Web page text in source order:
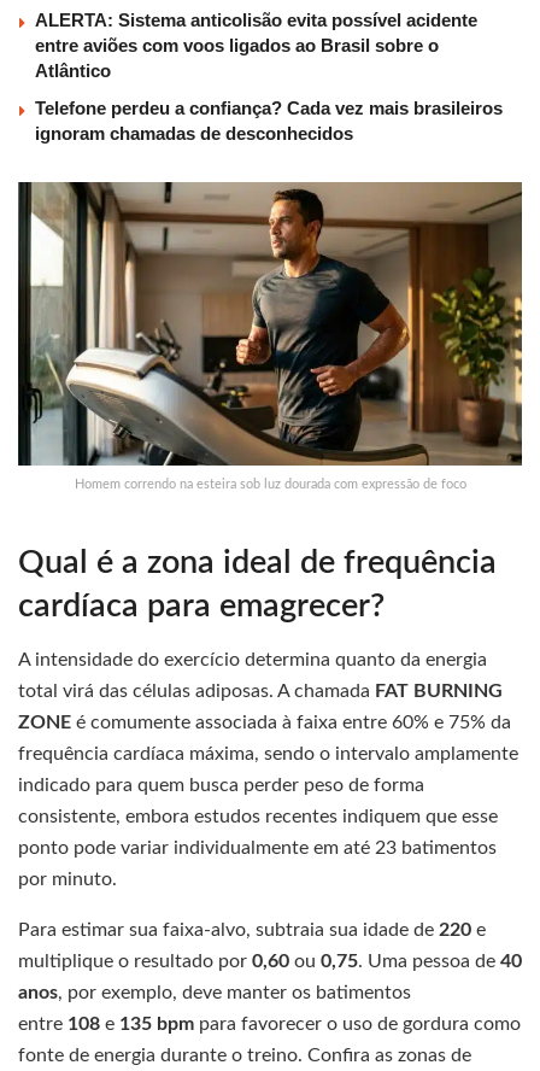
ALERTA: Sistema anticolisão evita possível acidente
entre aviões com voos ligados ao Brasil sobre o
Atlântico
Telefone perdeu a confiança? Cada vez mais brasileiros
ignoram chamadas de desconhecidos
Homem correndo na esteira sob luz dourada com expressão de foco
Qual é a zona ideal de frequência
cardíaca para emagrecer?
A intensidade do exercício determina quanto da energia
total virá das células adiposas. A chamada FAT BURNING
ZONE é comumente associada à faixa entre 60% e 75% da
frequência cardíaca máxima, sendo o intervalo amplamente
indicado para quem busca perder peso de forma
consistente, embora estudos recentes indiquem que esse
ponto pode variar individualmente em até 23 batimentos
por minuto.
Para estimar sua faixa-alvo, subtraia sua idade de 220 e
multiplique o resultado por 0,60 ou 0,75. Uma pessoa de 40
anos, por exemplo, deve manter os batimentos
entre 108 e 135 bpm para favorecer o uso de gordura como
fonte de energia durante o treino. Confira as zonas de